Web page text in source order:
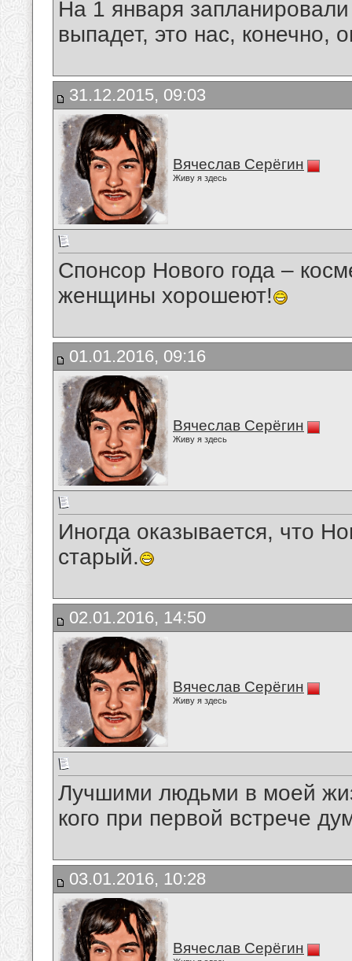
На 1 января
выпадет, это нас, конечно,
31.12.2015, 09:03
Вячеслав Серёгин
Живу я здесь
Спонсор Нового года –
женщины хорошеют!
01.01.2016, 09:16
Вячеслав Серёгин
Живу я здесь
Иногда оказывается, что
старый.
02.01.2016, 14:50
Вячеслав Серёгин
Живу я здесь
Лучшими людьми в моей
кого при первой встрече
03.01.2016, 10:28
Вячеслав Серёгин